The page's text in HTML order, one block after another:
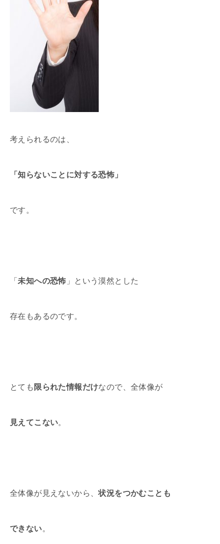
考えられるのは、
「知らないことに対する恐怖」
です。
「未知への恐怖 」という漠然とした
存在もあるのです。
とても 限られた情報だけなので、全体像が
見えてこない。
全体像が見えないから、状況をつかむことも
できない。